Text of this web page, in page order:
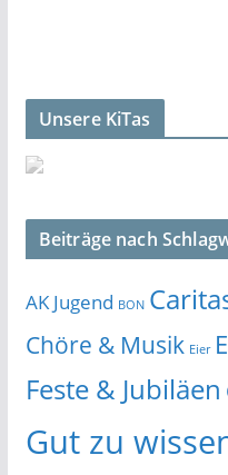
Unsere KiTas
Beiträge nach
AK Jugend BON
Chöre & Musik Eier
Feste & Jubiläen
Gut zu